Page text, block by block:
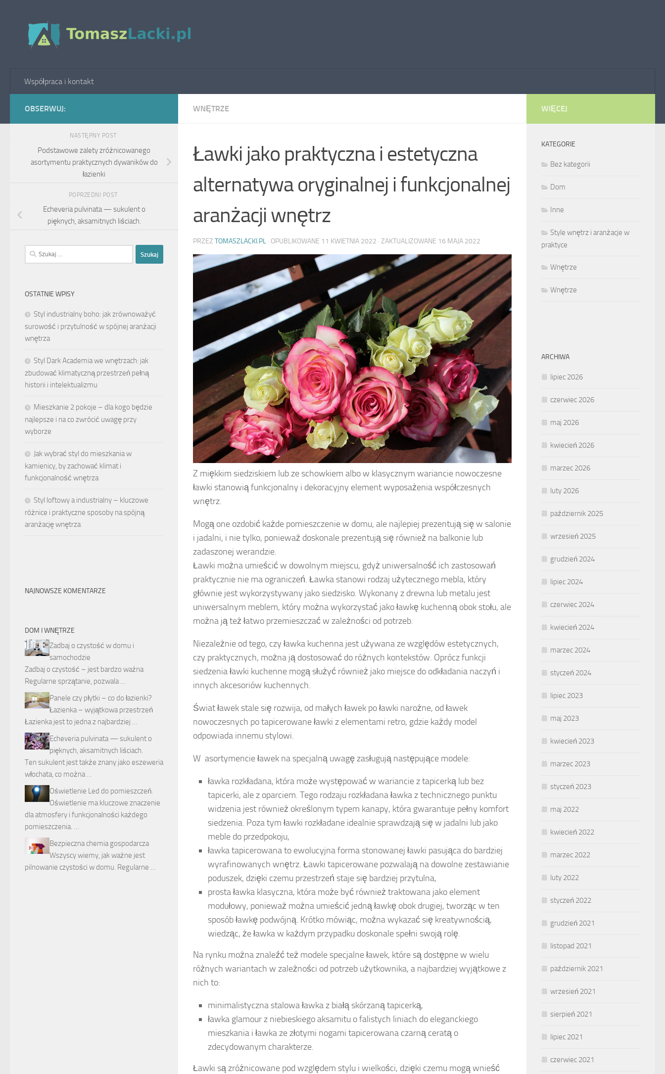
Współpraca i kontakt
WNĘTRZE
Ławki jako praktyczna i estetyczna
alternatywa oryginalnej i funkcjonalnej
aranżacji wnętrz
PRZEZ TOMASZLACKI.PL · OPUBLIKOWANE 11 KWIETNIA 2022 · ZAKTUALIZOWANE 16 MAJA 2022
Z miękkim siedziskiem lub ze schowkiem albo w klasycznym wariancie nowoczesne
ławki stanowią funkcjonalny i dekoracyjny element wyposażenia współczesnych
wnętrz.
Mogą one ozdobić każde pomieszczenie w domu, ale najlepiej prezentują się w salonie
i jadalni, i nie tylko, ponieważ doskonale prezentują się również na balkonie lub
zadaszonej werandzie.
Ławki można umieścić w dowolnym miejscu, gdyż uniwersalność ich zastosowań
praktycznie nie ma ograniczeń. Ławka stanowi rodzaj użytecznego mebla, który
głównie jest wykorzystywany jako siedzisko. Wykonany z drewna lub metalu jest
uniwersalnym meblem, który można wykorzystać jako ławkę kuchenną obok stołu, ale
można ją też łatwo przemieszczać w zależności od potrzeb.
Niezależnie od tego, czy ławka kuchenna jest używana ze względów estetycznych,
czy praktycznych, można ją dostosować do różnych kontekstów. Oprócz funkcji
siedzenia ławki kuchenne mogą służyć również jako miejsce do odkładania naczyń i
innych akcesoriów kuchennych.
Świat ławek stale się rozwija, od małych ławek po ławki narożne, od ławek
nowoczesnych po tapicerowane ławki z elementami retro, gdzie każdy model
odpowiada innemu stylowi.
W asortymencie ławek na specjalną uwagę zasługują następujące modele:
ławka rozkładana, która może występować w wariancie z tapicerką lub bez
tapicerki, ale z oparciem. Tego rodzaju rozkładana ławka z technicznego punktu
widzenia jest również określonym typem kanapy, która gwarantuje pełny komfort
siedzenia. Poza tym ławki rozkładane idealnie sprawdzają się w jadalni lub jako
meble do przedpokoju,
ławka tapicerowana to ewolucyjna forma stonowanej ławki pasująca do bardziej
wyrafinowanych wnętrz. Ławki tapicerowane pozwalają na dowolne zestawianie
poduszek, dzięki czemu przestrzeń staje się bardziej przytulna,
prosta ławka klasyczna, która może być również traktowana jako element
modułowy, ponieważ można umieścić jedną ławkę obok drugiej, tworząc w ten
sposób ławkę podwójną. Krótko mówiąc, można wykazać się kreatywnością,
wiedząc, że ławka w każdym przypadku doskonale spełni swoją rolę.
Na rynku można znaleźć też modele specjalne ławek, które są dostępne w wielu
różnych wariantach w zależności od potrzeb użytkownika, a najbardziej wyjątkowe z
nich to:
minimalistyczna stalowa ławka z białą skórzaną tapicerką,
ławka glamour z niebieskiego aksamitu o falistych liniach do eleganckiego
mieszkania i ławka ze złotymi nogami tapicerowana czarną ceratą o
zdecydowanym charakterze.
Ławki są zróżnicowane pod względem stylu i wielkości, dzięki czemu mogą wnieść
OBSERWUJ:
NASTĘPNY POST
Podstawowe zalety zróżnicowanego
asortymentu praktycznych dywaników do
łazienki
POPRZEDNI POST
Echeveria pulvinata — sukulent o
pięknych, aksamitnych liściach.
Szukaj:
OSTATNIE WPISY
Styl industrialny boho: jak zrównoważyć
surowość i przytulność w spójnej aranżacji
wnętrza
Styl Dark Academia we wnętrzach: jak
zbudować klimatyczną przestrzeń pełną
historii i intelektualizmu
Mieszkanie 2 pokoje – dla kogo będzie
najlepsze i na co zwrócić uwagę przy
wyborze
Jak wybrać styl do mieszkania w
kamienicy, by zachować klimat i
funkcjonalność wnętrza
Styl loftowy a industrialny – kluczowe
różnice i praktyczne sposoby na spójną
aranżację wnętrza
NAJNOWSZE KOMENTARZE
DOM I WNĘTRZE
Zadbaj o czystość w domu i
samochodzie
Zadbaj o czystość – jest bardzo ważna
Regularne sprzątanie, pozwala …
Panele czy płytki – co do łazienki?
Łazienka – wyjątkowa przestrzeń
Łazienka jest to jedna z najbardziej …
Echeveria pulvinata — sukulent o
pięknych, aksamitnych liściach.
Ten sukulent jest także znany jako eszeweria
włochata, co można …
Oświetlenie Led do pomieszczeń.
Oświetlenie ma kluczowe znaczenie
dla atmosfery i funkcjonalności każdego
pomieszczenia. …
Bezpieczna chemia gospodarcza
Wszyscy wiemy, jak ważne jest
pilnowanie czystości w domu. Regularne …
WIĘCEJ
KATEGORIE
Bez kategorii
Dom
Inne
Style wnętrz i aranżacje w
praktyce
Wnętrze
Wnętrze
ARCHIWA
lipiec 2026
czerwiec 2026
maj 2026
kwiecień 2026
marzec 2026
luty 2026
październik 2025
wrzesień 2025
grudzień 2024
lipiec 2024
czerwiec 2024
kwiecień 2024
marzec 2024
styczeń 2024
lipiec 2023
maj 2023
kwiecień 2023
marzec 2023
styczeń 2023
maj 2022
kwiecień 2022
marzec 2022
luty 2022
styczeń 2022
grudzień 2021
listopad 2021
październik 2021
wrzesień 2021
sierpień 2021
lipiec 2021
czerwiec 2021